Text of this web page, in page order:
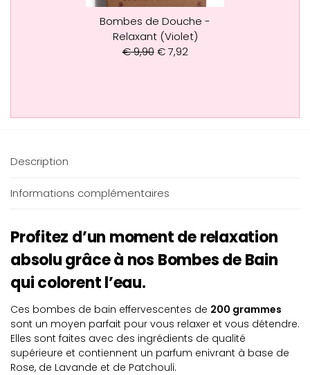
Bombes de Douche -
Relaxant (Violet)
€9,90 €7,92
Description
Informations complémentaires
Profitez d’un moment de relaxation
absolu grâce à nos Bombes de Bain
qui colorent l’eau.
Ces bombes de bain effervescentes de 200 grammes
sont un moyen parfait pour vous relaxer et vous détendre.
Elles sont faites avec des ingrédients de qualité
supérieure et contiennent un parfum enivrant à base de
Rose, de Lavande et de Patchouli.